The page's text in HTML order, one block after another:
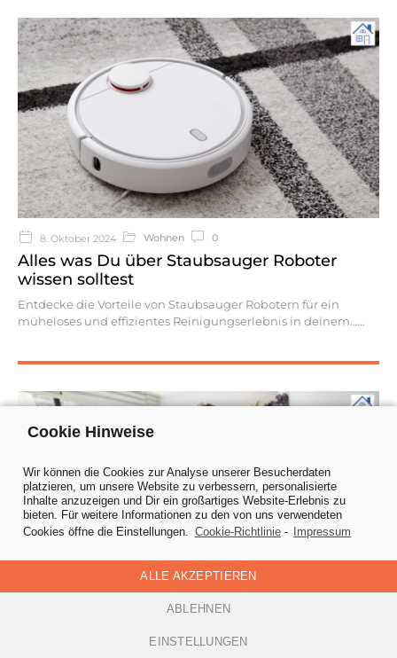
8. Oktober 2024 Wohnen 0
Alles was Du über Staubsauger Roboter
wissen solltest
Entdecke die Vorteile von Staubsauger Robotern für ein
müheloses und effizientes Reinigungserlebnis in deinem…
0
Was ist alles mit der Alexa Smart Home
Cookie Hinweise
Wir können die Cookies zur Analyse unserer Besucherdaten
platzieren, um unsere Website zu verbessern, personalisierte
Inhalte anzuzeigen und Dir ein großartiges Website-Erlebnis zu
bieten. Für weitere Informationen zu den von uns verwendeten
Cookies öffne die Einstellungen.
Cookie-Richtlinie- Impressum
ALLE AKZEPTIEREN
ABLEHNEN
EINSTELLUNGEN